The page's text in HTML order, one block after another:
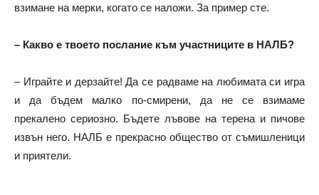
взимане на мерки, когато се наложи. За пример сте.
– Какво е твоето послание към участниците в НАЛБ?
– Играйте и дерзайте! Да се радваме на любимата си игра
и да бъдем малко по-смирени, да не се взимаме
прекалено сериозно. Бъдете лъвове на терена и пичове
извън него. НАЛБ е прекрасно общество от съмишленици
и приятели.